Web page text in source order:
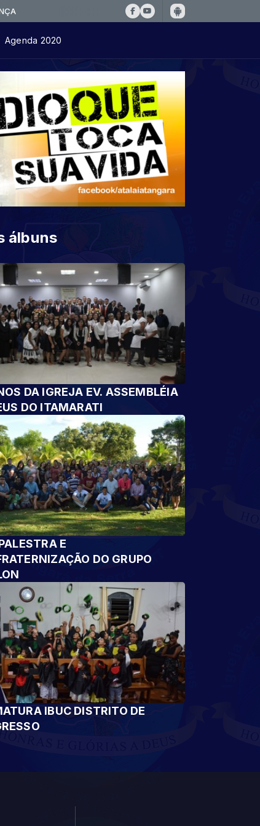
Agenda 2020
álbuns
DA IGREJA EV. ASSEMBLÉIA
DO ITAMARATI
E
DO GRUPO
IBUC DISTRITO DE